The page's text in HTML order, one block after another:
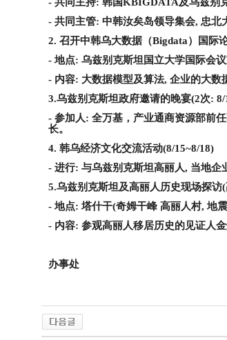
- 共同主管: 中韩汝矣岛领导集会, 忠北
2. 召开中韩乌大数据（Bigdata）国际
- 地点: 乌兹别克斯坦国立大学国际会
- 内容: 大数据模型及算法, 企业的大数
3.乌兹别克斯坦政府邀请的晚宴(2次: 8/
- 参加人: 全万基， 产业通商资源部前
长。
4. 韩乌经济文化交流活动(8/15~8/18)
- 进行: 与乌兹别克斯坦高丽人, 当地企
5.乌兹别克斯坦及高丽人历史现场探访(
- 地点: 塔什干(奇姆干峰高丽人村, 地
- 内容: 参观高丽人移居历史的见证人
办事处